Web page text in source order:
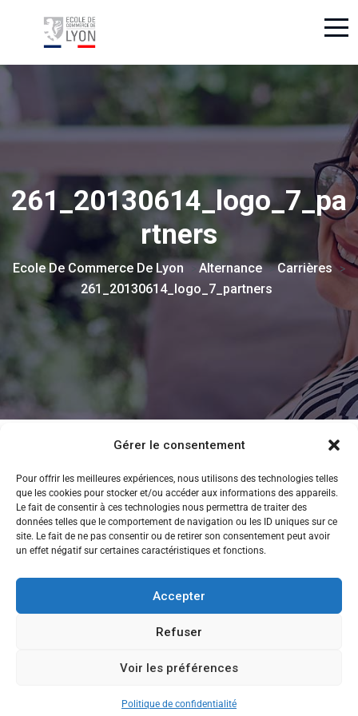
Gérer le consentement
Pour offrir les meilleures expériences, nous utilisons des technologies telles
que les cookies pour stocker et/ou accéder aux informations des appareils.
Le fait de consentir à ces technologies nous permettra de traiter des
données telles que le comportement de navigation ou les ID uniques sur ce
site. Le fait de ne pas consentir ou de retirer son consentement peut avoir
un effet négatif sur certaines caractéristiques et fonctions.
Accepter
Refuser
Voir les préférences
Politique de confidentialité
261_20130614_logo_7_pa
rtners
Ecole De Commerce De Lyon Alternance >Carrières >
261_20130614_logo_7_partners
Copyright © 2013-2026 Ecole de Commerce de Lyon
CANDIDATEZ MAINTENANT